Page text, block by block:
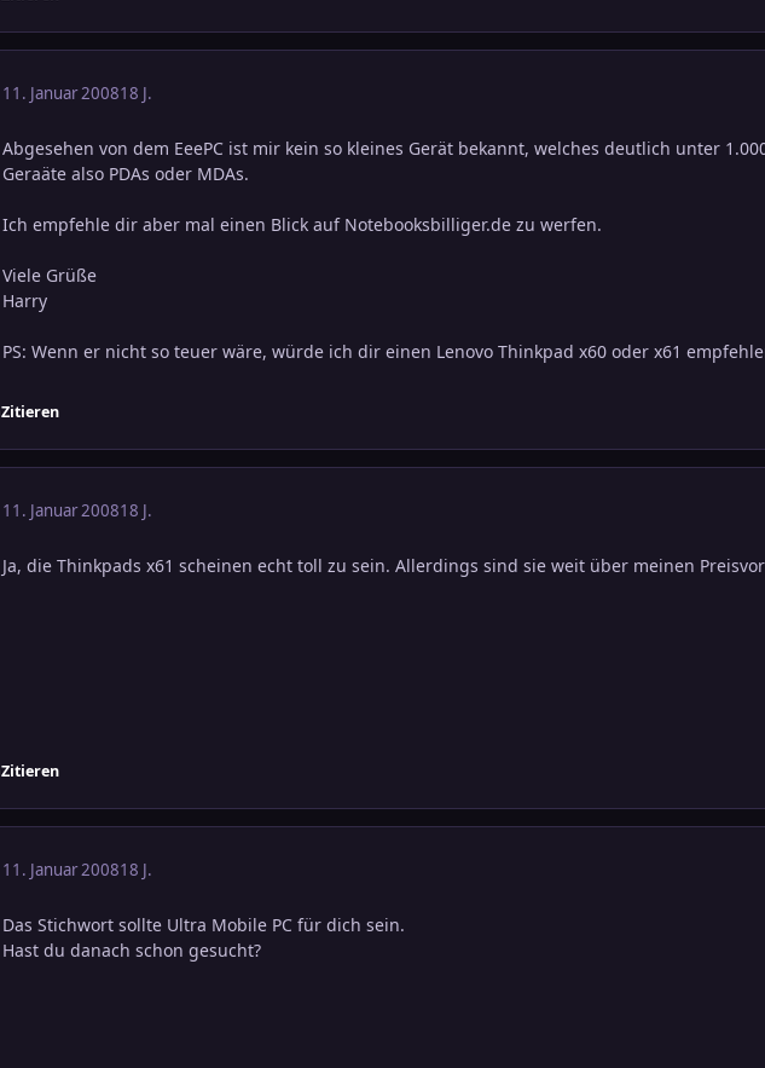
11. Januar 200818 J.
Abgesehen von dem EeePC ist mir kein so kleines Gerät bekannt, welches deutlich unter
Geraäte also PDAs oder MDAs.
Ich empfehle dir aber mal einen Blick auf Notebooksbilliger.de zu werfen.
Viele Grüße
Harry
PS: Wenn er nicht so teuer wäre, würde ich dir einen Lenovo Thinkpad x60 oder x61
Zitieren
11. Januar 200818 J.
Ja, die Thinkpads x61 scheinen echt toll zu sein. Allerdings sind sie weit über meinen
Zitieren
11. Januar 200818 J.
Das Stichwort sollte Ultra Mobile PC für dich sein.
Hast du danach schon gesucht?